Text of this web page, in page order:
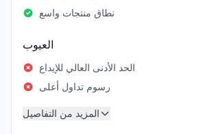
نطاق منتجات واسع
العيوب
الحد الأدنى العالي للإيداع
رسوم تداول أعلى
المزيد من التفاصيل